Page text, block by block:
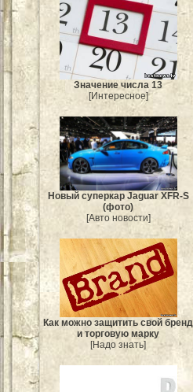
Значение числа 13
[Интересное]
Новый суперкар Jaguar XFR-S
(фото)
[Авто новости]
Как можно защитить свой бренд
и торговую марку
[Надо знать]